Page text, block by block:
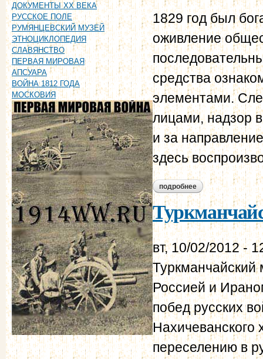
ДОКУМЕНТЫ XX ВЕКА
РУССКОЕ ПОЛЕ
РУМЯНЦЕВСКИЙ МУЗЕЙ
ЭТНОЦИКЛОПЕДИЯ
СЛАВЯНСТВО
ПЕРВАЯ МИРОВАЯ
АПСУАРА
ВОЙНА 1812 ГОДА
МОСКОВИЯ
1829 год был
оживление
средства
элементами.
лицами, надзор
и за
здесь
подробнее о картина
вт, 10/02/2012 -
Туркманчайский
Россией и
побед русских
Нахичеванского
переселению в